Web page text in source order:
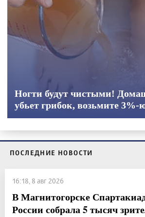
Ногти будут чистыми!
убьет грибок, возьмите
ПОСЛЕДНИЕ НОВОСТИ
16:18, 8 авг 2026
В Магнитогорске
России собрала 5 тысяч